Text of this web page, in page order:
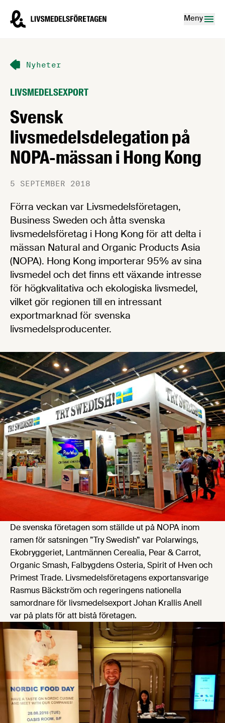
Livsmedelsföretagen – till startsidan
Meny
Nyheter
LIVSMEDELSEXPORT
Svensk
livsmedelsdelegation på
NOPA-mässan i Hong Kong
5 SEPTEMBER 2018
Förra veckan var Livsmedelsföretagen,
Business Sweden och åtta svenska
livsmedelsföretag i Hong Kong för att delta i
mässan Natural and Organic Products Asia
(NOPA). Hong Kong importerar 95% av sina
livsmedel och det finns ett växande intresse
för högkvalitativa och ekologiska livsmedel,
vilket gör regionen till en intressant
exportmarknad för svenska
livsmedelsproducenter.
De svenska företagen som ställde ut på NOPA inom
ramen för satsningen ”Try Swedish” var Polarwings,
Ekobryggeriet, Lantmännen Cerealia, Pear & Carrot,
Organic Smash, Falbygdens Osteria, Spirit of Hven och
Primest Trade. Livsmedelsföretagens exportansvarige
Rasmus Bäckström och regeringens nationella
samordnare för livsmedelsexport Johan Krallis Anell
var på plats för att bistå företagen.